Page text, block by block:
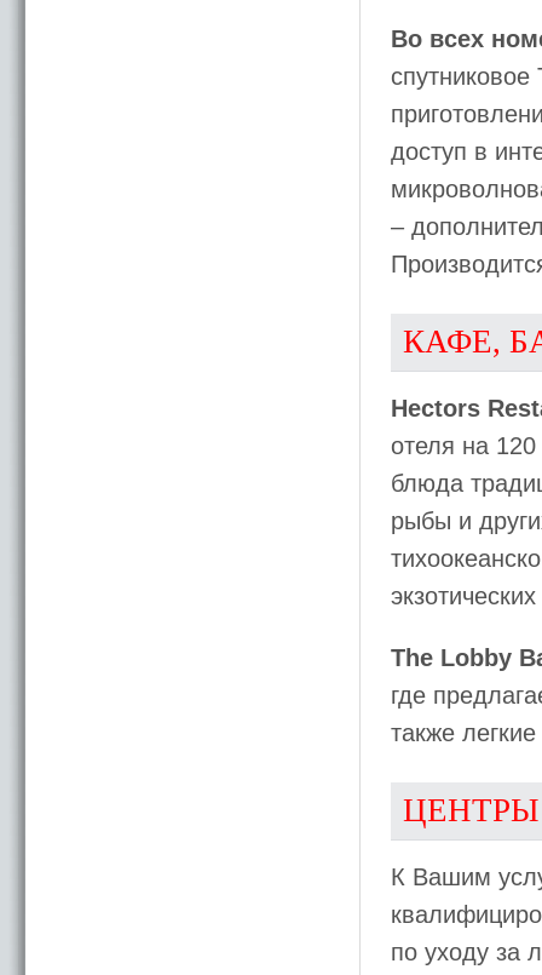
Во всех
доступ в
–
КАФЕ,
Hectors
отеля на
блюда
рыбы и
The Lobby
где
также
К Вашим
по уходу за